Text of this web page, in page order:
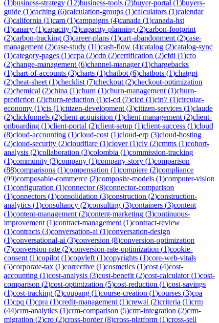
(1)business-strategy (12)business-tools (2)buyer-portal (1)buyers-
guide (1)caching (6)calculation-groups (1)calculators (1)calendar
(3)california (1)cam (1)campaigns (4)canada (1)canada-hst
(1)canary (1)capacity (2)capacity-planning (2)carbon-footprint
(2)carbon-tracking (3)career-plans (1)cart-abandonment (2)case-
management (2)case-study (11)cash-flow (4)catalog (2)catalog-sync
(1)category-pages (1)ccpa (2)cdn (2)certification (2)cfdi (1)cfo
(2)change-management (6)channel-manager(1)chargebacks
(1)chart-of-accounts (3)charts (1)chatbot (6)chatbots (1)chatgpt
(2)cheat-sheet (1)checklist (7)checkout (2)checkout-optimization
(2)chemical (2)china (1)churn (1)churn-management (1)churn-
prediction (2)churn-reduction (1)ci-cd (7)cicd (1)cin7 (1)circular-
economy (1)cis (1)citizen-development (3)citizen-services (1)claude
(2)clickfunnels (2)client-acquisition (1)client-management (2)client-
onboarding (1)client-portal (2)client-setup (1)client-success (1)cloud
(8)cloud-accounting (1)cloud-cost (1)cloud-erp (3)cloud-hosting
(2)cloud-security (2)cloudflare (1)clover(1)clv (2)cmms (1)cohort-
analysis (2)collaboration (3)colombia (1)commission-tracking
(1)community (3)company (1)company-story (1)comparison
(88)comparisons (1)compensation (1)compiere (2)compliance
(99)composable-commerce (2)composite-models (1)computer-vision
(1)configuration (1)connector(8)connector-comparison
(1)connectors (1)consolidation (3)construction (2)construction-
analytics (1)consultancy (2)consulting (3)containers (3)content
(1)content-management (2)content-marketing (3)continuous-
improvement (1)contract-management (1)contract-review
(1)contracts (3)conversation-ai (1)conversation-design
(1)conversational-ai (3)conversion (8)conversion-optimization
(7)conversion-rate (2)conversion-rate-optimization (1)cookie-
consent (1)copilot (1)copyleft (1)copyrights (1)core-web-vitals
(5)corporate-tax (1)corrective (1)cosmetics (1)cost (4)cost-
accounting (1)cost-analysis (3)cost-benefit (2)cost-calculator(1)cost-
comparison (2)cost-optimization (5)cost-reduction (1)cost-savings
(1)cost-tracking (2)coupang (1)course-creation (1)courses (3)cpa
(1)cpq (1)cpra (1)credit-management (1)crewai (2)criteria (1)crm
(44)crm-analytics (1)crm-comparison (5)crm-integration (2)crm-
migration (2)cro (2)cross-border(8)cross-platform (1)cross-sell